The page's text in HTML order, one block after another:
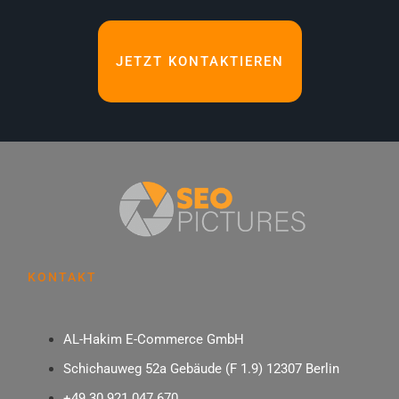
Amazon Brand Store Vorlagen und Layouts deinen Shop
wie du Struktur und Design optimal kombinierst.
Amazon Brand Store Vorlagen: Layouts für
deinen Shop: Die Grundlagen verstehen
welche Vorteile er dir bietet. Ein Amazon Brand Store ist
kannst. Dort kannst du deine Produkte gebündelt
präsentieren, deine Markenstory erzählen und eine
einzigartige Shopping-Erfahrung schaffen.
JETZT KONTAKTIEREN
KONTAKT
AL-Hakim E-Commerce GmbH
Schichauweg 52a Gebäude (F 1.9) 12307 Berlin